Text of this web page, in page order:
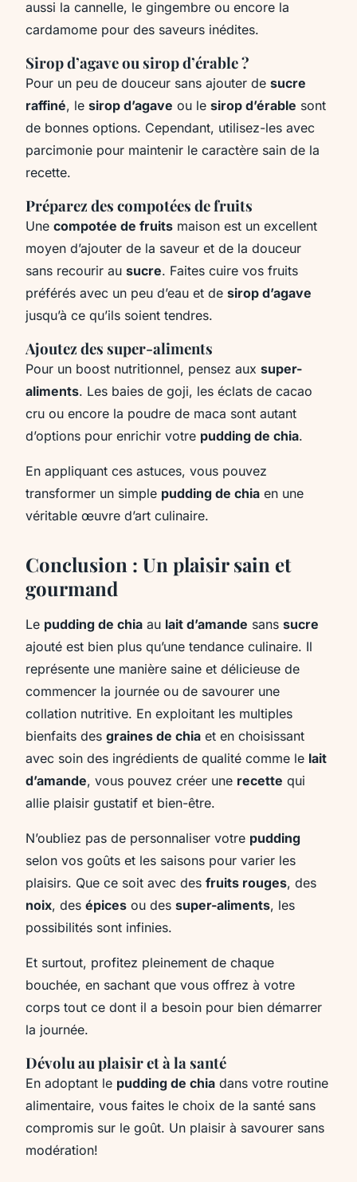
aussi la cannelle, le gingembre ou encore la
cardamome pour des saveurs inédites.
Sirop d’agave ou sirop d’érable ?
Pour un peu de douceur sans ajouter de sucre
raffiné, le sirop d’agave ou le sirop d’érable sont
de bonnes options. Cependant, utilisez-les avec
parcimonie pour maintenir le caractère sain de la
recette.
Préparez des compotées de fruits
Une compotée de fruits maison est un excellent
moyen d’ajouter de la saveur et de la douceur
sans recourir au sucre. Faites cuire vos fruits
préférés avec un peu d’eau et de sirop d’agave
jusqu’à ce qu’ils soient tendres.
Ajoutez des super-aliments
Pour un boost nutritionnel, pensez aux super-
aliments. Les baies de goji, les éclats de cacao
cru ou encore la poudre de maca sont autant
d’options pour enrichir votre pudding de chia.
En appliquant ces astuces, vous pouvez
transformer un simple pudding de chia en une
véritable œuvre d’art culinaire.
Conclusion : Un plaisir sain et
gourmand
Le pudding de chia au lait d’amande sans sucre
ajouté est bien plus qu’une tendance culinaire. Il
représente une manière saine et délicieuse de
commencer la journée ou de savourer une
collation nutritive. En exploitant les multiples
bienfaits des graines de chia et en choisissant
avec soin des ingrédients de qualité comme le lait
d’amande, vous pouvez créer une recette qui
allie plaisir gustatif et bien-être.
N’oubliez pas de personnaliser votre pudding
selon vos goûts et les saisons pour varier les
plaisirs. Que ce soit avec des fruits rouges, des
noix, des épices ou des super-aliments, les
possibilités sont infinies.
Et surtout, profitez pleinement de chaque
bouchée, en sachant que vous offrez à votre
corps tout ce dont il a besoin pour bien démarrer
la journée.
Dévolu au plaisir et à la santé
En adoptant le pudding de chia dans votre routine
alimentaire, vous faites le choix de la santé sans
compromis sur le goût. Un plaisir à savourer sans
modération!